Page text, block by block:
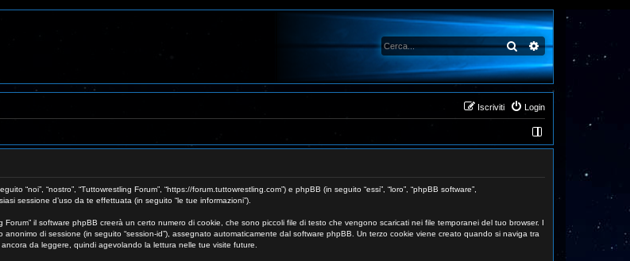
CercaRicerca avanzata
Login
Iscriviti
“noi”, “nostro”, “Tuttowrestling Forum”, “https://forum.tuttowrestling.com”) e phpBB (in seguito “essi”, “loro”, “phpBB software”,
sessione d’uso da te effettuata (in seguito “le tue informazioni”).
il software phpBB creerà un certo numero di cookie, che sono piccoli file di testo che vengono scaricati nei file temporanei del tuo browser. I
di sessione (in seguito “session-id”), assegnato automaticamente dal software phpBB. Un terzo cookie viene creato quando si naviga tra
da leggere, quindi agevolando la lettura nelle tue visite future.